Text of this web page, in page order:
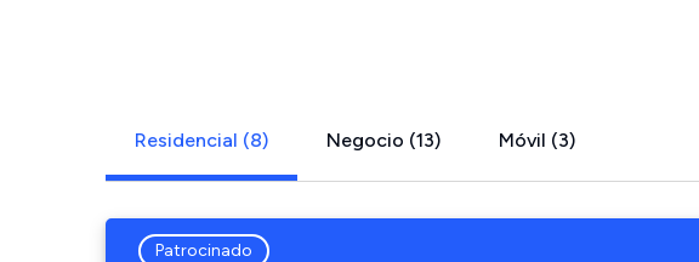
Residencial (8) Negocio (13) Móvil (3)
Patrocinado